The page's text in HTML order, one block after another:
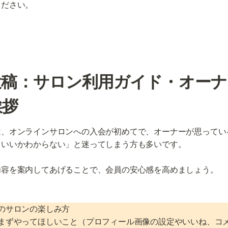
さい。
：サロン利用ガイド・オー
オンラインサロンへの入会が初めてで、オーナーが思って
いかわからない」と迷ってしまう方も多いです。
を案内してあげることで、会員の安心感を高めましょう。
サロンの楽しみ方
やってほしいこと（プロフィール画像の設定やいいね、コ